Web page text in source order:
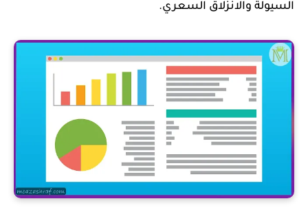
السيولة والانزلاق السعري.